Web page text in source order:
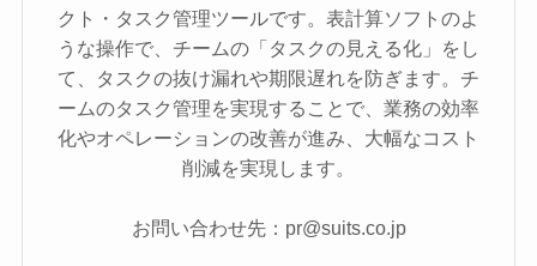
クト・タスク管理ツールです。表計算ソフトのよ
うな操作で、チームの「タスクの見える化」をし
て、タスクの抜け漏れや期限遅れを防ぎます。チ
ームのタスク管理を実現することで、業務の効率
化やオペレーションの改善が進み、大幅なコスト
削減を実現します。
お問い合わせ先：pr@suits.co.jp